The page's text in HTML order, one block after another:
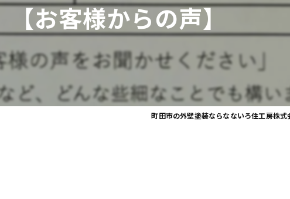
見積も
アフタ
リフォー
【お客様からの声】
町田市の外壁塗装ならなないろ住工房株式